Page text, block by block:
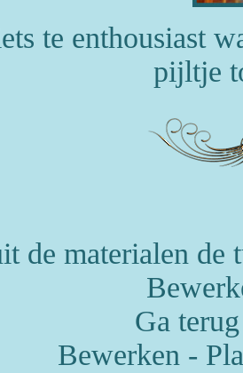
te enthousiast
pijltje
de materialen
Ga
Bewerken -